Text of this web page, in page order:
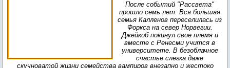
После событий "Рассвета"
прошло семь лет. Вся большая
семья Калленов переселилась из
Форкса на север Норвегии.
Джейкоб покинул свое племя и
вместе с Ренесми учится в
университете. В безоблачное
счастье слегка даже
скучноватой жизни семейства вампиров внезапно и жестоко